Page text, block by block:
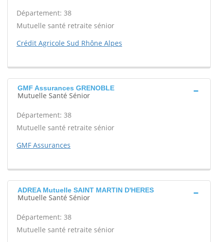
Département: 38
Mutuelle santé retraite sénior
Crédit Agricole Sud Rhône Alpes
GMF Assurances GRENOBLE
Mutuelle Santé Sénior
Département: 38
Mutuelle santé retraite sénior
GMF Assurances
ADREA Mutuelle SAINT MARTIN D'HERES
Mutuelle Santé Sénior
Département: 38
Mutuelle santé retraite sénior